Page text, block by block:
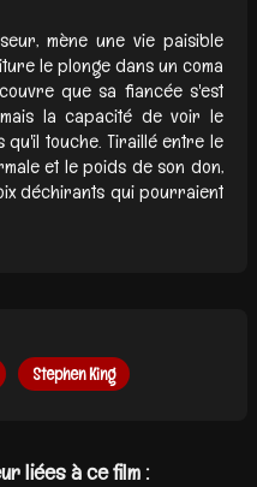
mène une vie paisible
le plonge dans un coma
que sa fiancée s'est
la capacité de voir le
touche. Tiraillé entre le
et le poids de son don,
déchirants qui pourraient
Stephen King
liées à ce film :